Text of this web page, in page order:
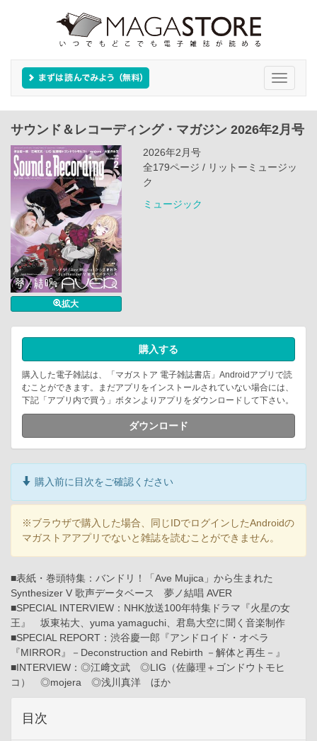
Toggle
サウンド＆レコーディング・マガジン 2026年2月号
拡大
2026年2月号
全179ページ / リットーミュージッ
ク
ミュージック
購入する
購入した電子雑誌は、「マガストア 電子雑誌書店」Androidアプリで読
むことができます。まだアプリをインストールされていない場合には、
下記「アプリ内で買う」ボタンよりアプリをダウンロードして下さい。
ダウンロード
購入前に目次をご確認ください
※ブラウザで購入した場合、同じIDでログインしたAndroidの
マガストアアプリでないと雑誌を読むことができません。
■表紙・巻頭特集：バンドリ！「Ave Mujica」から生まれた
Synthesizer V 歌声データベース 夢ノ結唱 AVER
■SPECIAL INTERVIEW：NHK放送100年特集ドラマ『火星の女
王』 坂東祐大、yuma yamaguchi、君島大空に聞く音楽制作
■SPECIAL REPORT：渋谷慶一郎『アンドロイド・オペラ
『MIRROR』－Deconstruction and Rebirth －解体と再生－』
■INTERVIEW：◎江﨑文武 ◎LIG（佐藤理＋ゴンドウトモヒ
コ） ◎mojera ◎浅川真洋 ほか
目次